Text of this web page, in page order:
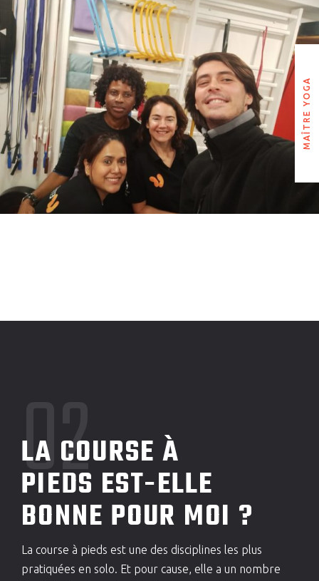
MAÎTRE YOGA
MAX
MAÎTRE YOGA
LA COURSE À
PIEDS EST-ELLE
BONNE POUR MOI ?
02
La course à pieds est une des disciplines les plus
pratiquées en solo. Et pour cause, elle a un nombre